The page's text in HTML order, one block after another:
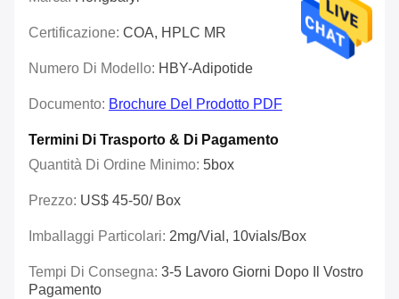
Certificazione: COA, HPLC MR
Numero Di Modello: HBY-Adipotide
Documento: Brochure Del Prodotto PDF
Termini Di Trasporto & Di Pagamento
Quantità Di Ordine Minimo: 5box
Prezzo: US$ 45-50/ Box
Imballaggi Particolari: 2mg/vial, 10vials/box
Tempi Di Consegna: 3-5 Lavoro Giorni Dopo Il Vostro
Pagamento